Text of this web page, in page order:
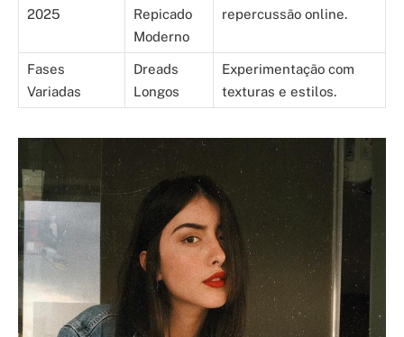
2025
Repicado
Moderno
repercussão online.
Fases
Variadas
Dreads
Longos
Experimentação com
texturas e estilos.